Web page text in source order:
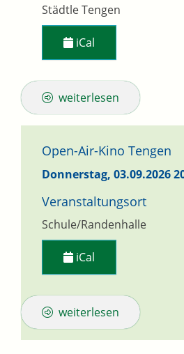
Städtle Tengen
iCal
weiterlesen
Open-Air-Kino Tengen
Donnerstag, 03.09.2026
Veranstaltungsort
Schule/Randenhalle
iCal
weiterlesen